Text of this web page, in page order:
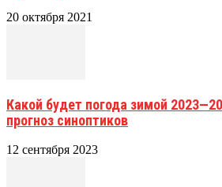
20 октября 2021
Какой будет погода зимой
прогноз синоптиков
12 сентября 2023